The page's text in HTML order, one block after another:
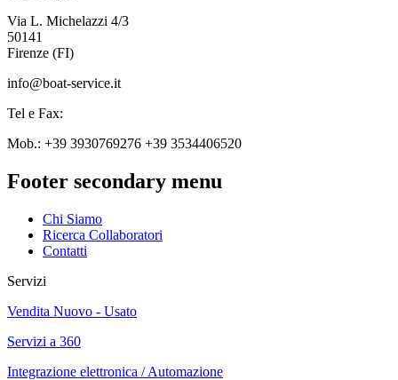
Via L. Michelazzi 4/3
50141
Firenze (FI)
info@boat-service.it
Tel e Fax:
Mob.: +39 3930769276 +39 3534406520
Footer secondary menu
Chi Siamo
Ricerca Collaboratori
Contatti
Servizi
Vendita Nuovo - Usato
Servizi a 360
Integrazione elettronica / Automazione